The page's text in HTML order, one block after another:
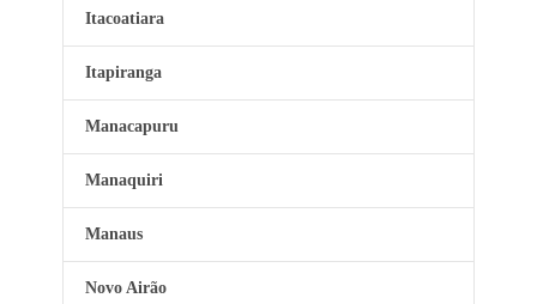
Itacoatiara
Itapiranga
Manacapuru
Manaquiri
Manaus
Novo Airão